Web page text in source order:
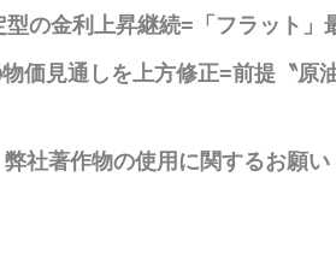
の金利上昇継続=「フラット
価見通しを上方修正=前提〝
弊社著作物の使用に関するお願い